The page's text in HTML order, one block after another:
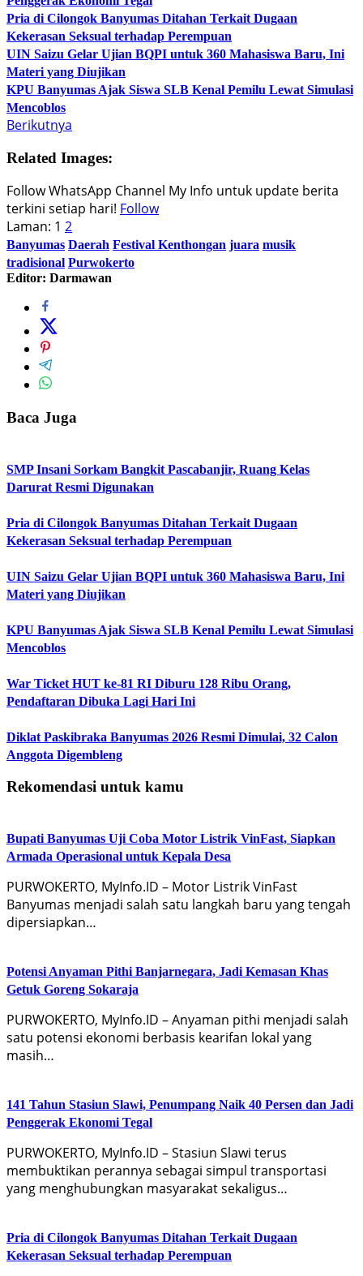
Pria di Cilongok Banyumas Ditahan Terkait Dugaan
Kekerasan Seksual terhadap Perempuan
UIN Saizu Gelar Ujian BQPI untuk 360 Mahasiswa Baru, Ini
Materi yang Diujikan
KPU Banyumas Ajak Siswa SLB Kenal Pemilu Lewat Simulasi
Mencoblos
Berikutnya
Related Images:
Follow WhatsApp Channel My Info untuk update berita
terkini setiap hari! Follow
Laman: 1 2
Banyumas Daerah Festival Kenthongan juara musik
tradisional Purwokerto
Editor: Darmawan
Baca Juga
SMP Insani Sorkam Bangkit Pascabanjir, Ruang Kelas
Darurat Resmi Digunakan
Pria di Cilongok Banyumas Ditahan Terkait Dugaan
Kekerasan Seksual terhadap Perempuan
UIN Saizu Gelar Ujian BQPI untuk 360 Mahasiswa Baru, Ini
Materi yang Diujikan
KPU Banyumas Ajak Siswa SLB Kenal Pemilu Lewat Simulasi
Mencoblos
War Ticket HUT ke-81 RI Diburu 128 Ribu Orang,
Pendaftaran Dibuka Lagi Hari Ini
Diklat Paskibraka Banyumas 2026 Resmi Dimulai, 32 Calon
Anggota Digembleng
Rekomendasi untuk kamu
Bupati Banyumas Uji Coba Motor Listrik VinFast, Siapkan
Armada Operasional untuk Kepala Desa
PURWOKERTO, MyInfo.ID – Motor Listrik VinFast
Banyumas menjadi salah satu langkah baru yang tengah
dipersiapkan…
Potensi Anyaman Pithi Banjarnegara, Jadi Kemasan Khas
Getuk Goreng Sokaraja
PURWOKERTO, MyInfo.ID – Anyaman pithi menjadi salah
satu potensi ekonomi berbasis kearifan lokal yang
masih…
141 Tahun Stasiun Slawi, Penumpang Naik 40 Persen dan Jadi
Penggerak Ekonomi Tegal
PURWOKERTO, MyInfo.ID – Stasiun Slawi terus
membuktikan perannya sebagai simpul transportasi
yang menghubungkan masyarakat sekaligus…
Pria di Cilongok Banyumas Ditahan Terkait Dugaan
Kekerasan Seksual terhadap Perempuan